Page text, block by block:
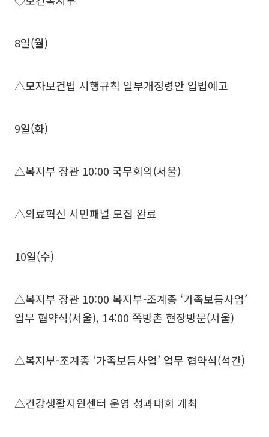
8일(월)
△모자보건법 시행규칙 일부개정령안 입법예고
9일(화)
△복지부 장관 10:00 국무회의(서울)
△의료혁신 시민패널 모집 완료
10일(수)
△복지부 장관 10:00 복지부-조계종 ‘가족보듬사업’
업무 협약식(서울), 14:00 쪽방촌 현장방문(서울)
△복지부-조계종 ‘가족보듬사업’ 업무 협약식(석간)
△건강생활지원센터 운영 성과대회 개최